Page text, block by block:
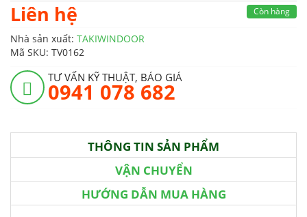
Liên hệ Còn hàng
Nhà sản xuất: TAKIWINDOOR
Mã SKU: TV0162
TƯ VẤN KỸ THUẬT, BÁO GIÁ
0941 078 682
THÔNG TIN SẢN PHẨM
VẬN CHUYỂN
HƯỚNG DẪN MUA HÀNG